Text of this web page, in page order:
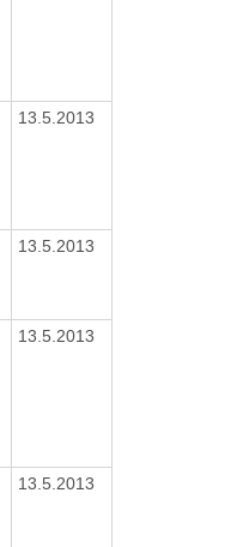
13.5.2013
13.5.2013
13.5.2013
13.5.2013